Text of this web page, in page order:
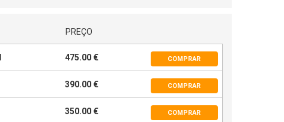
PREÇO
475.00 € COMPRAR
390.00 € COMPRAR
350.00 € COMPRAR